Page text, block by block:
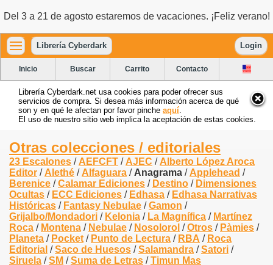
Del 3 a 21 de agosto estaremos de vacaciones. ¡Feliz verano!
Librería Cyberdark Login
Inicio Buscar Carrito Contacto
Librería Cyberdark.net usa cookies para poder ofrecer sus
servicios de compra. Si desea más información acerca de qué
son y en qué le afectan por favor pinche aquí
El uso de nuestro sitio web implica la aceptación de estas cookies.
Otras colecciones / editoriales
23 Escalones / AEFCFT / AJEC / Alberto López Aroca
Editor / Alethé / Alfaguara / Anagrama / Applehead /
Berenice /Calamar Ediciones / Destino / Dimensiones
Ocultas / ECC Ediciones / Edhasa / Edhasa Narrativas
Históricas / Fantasy Nebulae /Gamon /
Grijalbo/Mondadori / Kelonia / La Magnífica / Martínez
Roca / Montena / Nebulae / Nosolorol /Otros / Pàmies /
Planeta / Pocket / Punto de Lectura / RBA / Roca
Editorial /Saco de Huesos /Salamandra /Satori /
Siruela /SM /Suma de Letras /Timun Mas